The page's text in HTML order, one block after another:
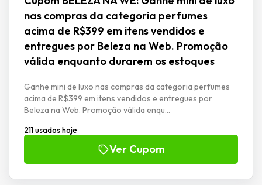
nas compras da categoria perfumes
acima de R$399 em itens vendidos e
entregues por Beleza na Web. Promoção
válida enquanto durarem os estoques
Ganhe mini de luxo nas compras da categoria perfumes
acima de R$399 em itens vendidos e entregues por
Beleza na Web. Promoção válida enqu...
211 usados hoje
Ver Cupom